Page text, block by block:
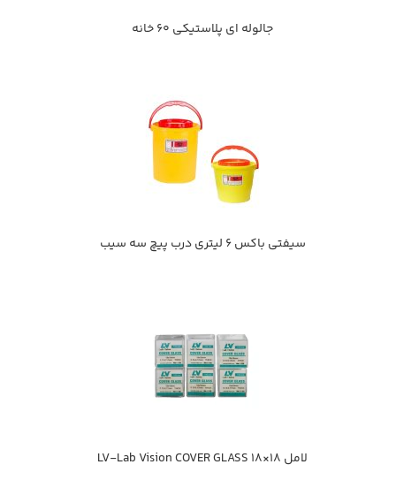
جالوله ای پلاستیکی 60 خانه
سیفتی باکس 6 لیتری درب پیچ سه سیب
لامل 18×18 LV-Lab Vision COVER GLASS